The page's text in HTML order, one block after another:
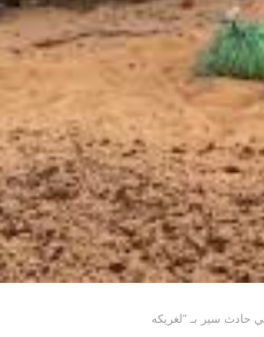
حادث سير بـ “لغريكه